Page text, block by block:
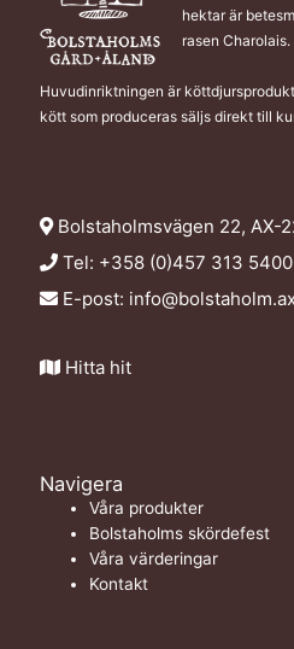
hektar är
rasen Charolais.
Huvudinriktningen är
kött som produceras säljs direkt till
Bolstaholmsvägen 22, AX-
Tel: +358 (0)457 313 5400
E-post:
Hitta hit
Navigera
Våra produkter
Bolstaholms skördefest
Våra värderingar
Kontakt